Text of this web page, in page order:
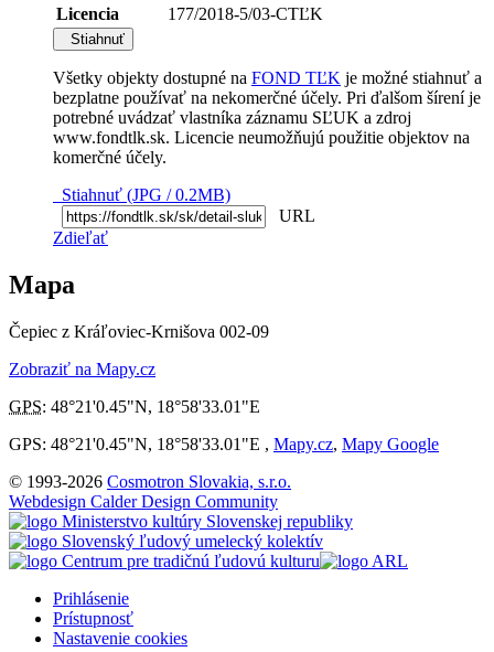
Licencia
177/2018-5/03-CTĽK
Stiahnuť
Všetky objekty dostupné na FOND TĽK je možné stiahnuť a
bezplatne používať na nekomerčné účely. Pri ďalšom šírení je
potrebné uvádzať vlastníka záznamu SĽUK a zdroj
www.fondtlk.sk. Licencie neumožňujú použitie objektov na
komerčné účely.
Stiahnuť (JPG / 0.2MB)
URL
Zdieľať
Mapa
Čepiec z Kráľoviec-Krnišova 002-09
Zobraziť na Mapy.cz
GPS: 48°21'0.45"N, 18°58'33.01"E
GPS: 48°21'0.45"N, 18°58'33.01"E , Mapy.cz, Mapy Google
© 1993-2026 Cosmotron Slovakia, s.r.o.
Webdesign Calder Design Community
Prihlásenie
Prístupnosť
Nastavenie cookies